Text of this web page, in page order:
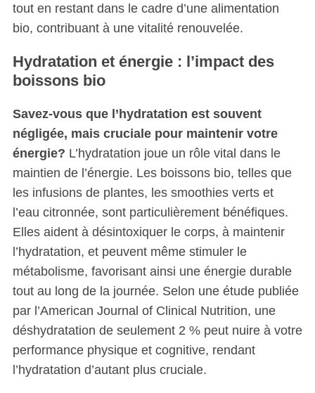
tout en restant dans le cadre d’une alimentation
bio, contribuant à une vitalité renouvelée.
Hydratation et énergie : l’impact des
boissons bio
Savez-vous que l’hydratation est souvent
négligée, mais cruciale pour maintenir votre
énergie? L’hydratation joue un rôle vital dans le
maintien de l’énergie. Les boissons bio, telles que
les infusions de plantes, les smoothies verts et
l’eau citronnée, sont particulièrement bénéfiques.
Elles aident à désintoxiquer le corps, à maintenir
l’hydratation, et peuvent même stimuler le
métabolisme, favorisant ainsi une énergie durable
tout au long de la journée. Selon une étude publiée
par l’American Journal of Clinical Nutrition, une
déshydratation de seulement 2 % peut nuire à votre
performance physique et cognitive, rendant
l’hydratation d’autant plus cruciale.